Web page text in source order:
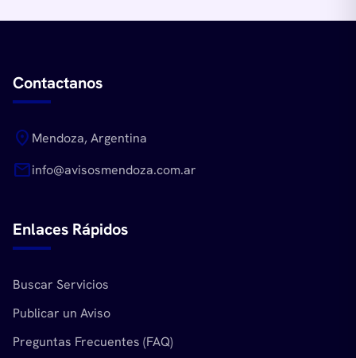
Contactanos
location_on Mendoza, Argentina
mailinfo@avisosmendoza.com.ar
Enlaces Rápidos
Buscar Servicios
Publicar un Aviso
Preguntas Frecuentes (FAQ)